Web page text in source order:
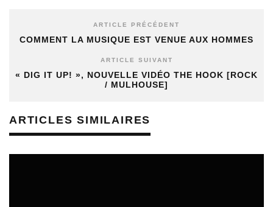
ARTICLE PRÉCÉDENT
COMMENT LA MUSIQUE EST VENUE AUX HOMMES
ARTICLE SUIVANT
« DIG IT UP! », NOUVELLE VIDÉO THE HOOK [ROCK
/ MULHOUSE]
ARTICLES SIMILAIRES